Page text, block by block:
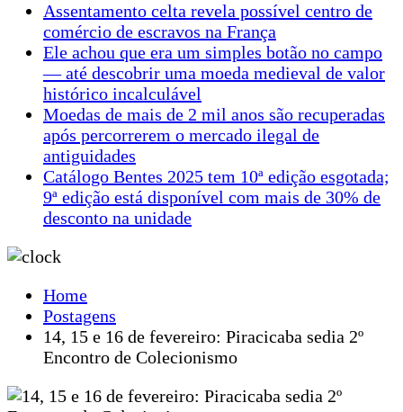
Assentamento celta revela possível centro de
comércio de escravos na França
Ele achou que era um simples botão no campo
— até descobrir uma moeda medieval de valor
histórico incalculável
Moedas de mais de 2 mil anos são recuperadas
após percorrerem o mercado ilegal de
antiguidades
Catálogo Bentes 2025 tem 10ª edição esgotada;
9ª edição está disponível com mais de 30% de
desconto na unidade
Home
Postagens
14, 15 e 16 de fevereiro: Piracicaba sedia 2º
Encontro de Colecionismo